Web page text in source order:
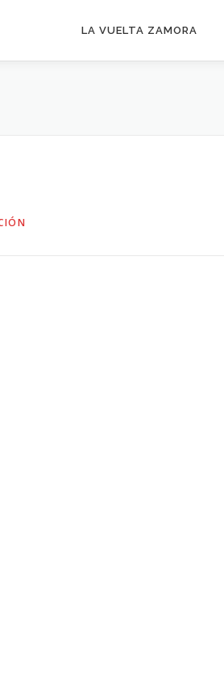
LA VUELTA ZAMORA